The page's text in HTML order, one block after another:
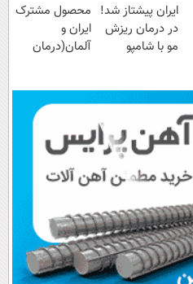
ایران پیشتاز شد!
در درمان ریزش
مو با شامپو
محصول مشترک
ایران و
آلمان(درمان